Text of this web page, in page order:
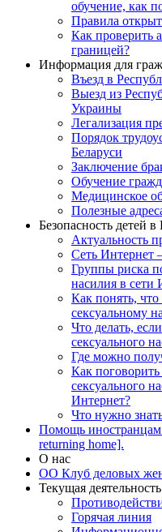
обучение, как
Правила
Как проверить
границей?
Информация для
Въезд в
Выезд из
Украины
Легализация
Порядок
Беларуси
Заключение
Обучение
Медицинское
Полезные
Безопасность детей
Актуальность
Сеть Интернет
Группы риска
насилия в сети
Как понять, что
сексуальному
Что делать,
сексуального
Где можно
Как
сексуального
Интернет?
Что нужно
Помощь
returning home].
О нас
ОО Клуб деловых
Текущая деятельность
Горячая линия